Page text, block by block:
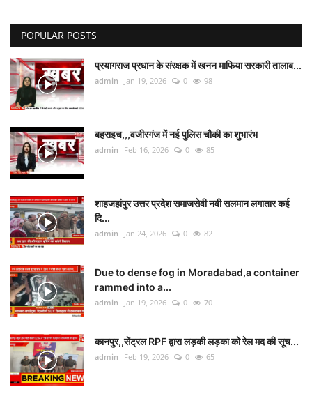
POPULAR POSTS
प्रयागराज प्रधान के संरक्षक में खनन माफिया सरकारी तालाब...
admin Jan 19, 2026 0 98
बहराइच,,,वजीरगंज में नई पुलिस चौकी का शुभारंभ
admin Feb 16, 2026 0 85
शाहजहांपुर उत्तर प्रदेश समाजसेवी नवी सलमान लगातार कई
दि...
admin Jan 24, 2026 0 82
Due to dense fog in Moradabad,a container
rammed into a...
admin Jan 19, 2026 0 70
कानपुर,,सेंट्रल RPF द्वारा लड़की लड़का को रेल मद की सूच...
admin Feb 19, 2026 0 65